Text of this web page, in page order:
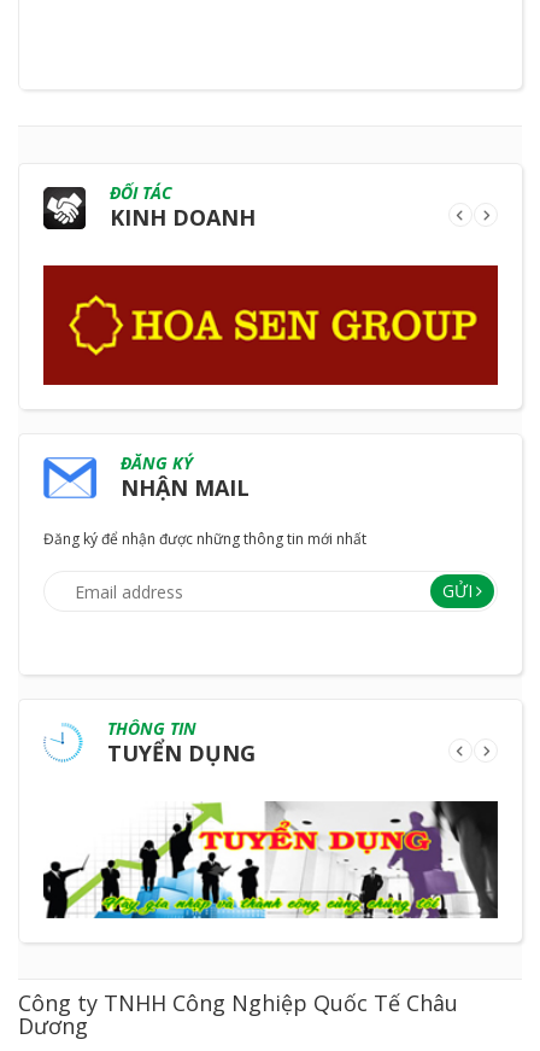
ĐỐI TÁC
KINH DOANH
ĐĂNG KÝ
NHẬN MAIL
Đăng ký để nhận được những thông tin mới nhất
GỬI
THÔNG TIN
TUYỂN DỤNG
Công ty TNHH Công Nghiệp Quốc Tế Châu
Dương